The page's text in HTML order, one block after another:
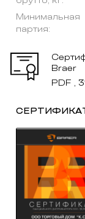
Минимальная
партия:
Braer
PDF ,